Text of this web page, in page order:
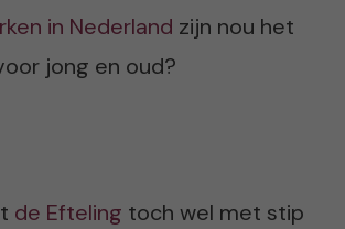
in Nederland zijn nou het
jong en oud?
de Efteling toch wel met stip